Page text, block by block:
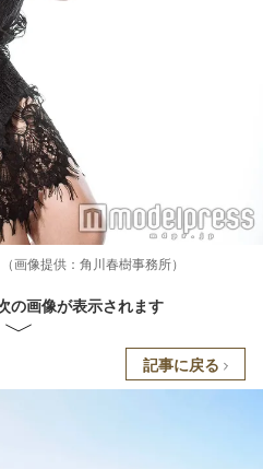
画像提供：角川春樹事務所）
の画像が表示されます
記事に戻る